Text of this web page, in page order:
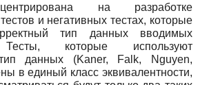
на разработке
и негативных тестах, которые
тип данных вводимых
Тесты, которые используют
данных (Kaner, Falk, Nguyen,
в единый класс эквивалентности,